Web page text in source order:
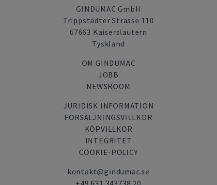
GINDUMAC GmbH
Trippstadter Strasse 110
67663 Kaiserslautern
Tyskland
OM GINDUMAC
JOBB
NEWSROOM
JURIDISK INFORMATION
FÖRSÄLJNINGSVILLKOR
KÖPVILLKOR
INTEGRITET
COOKIE-POLICY
kontakt@gindumac.se
+49 631 343738 20